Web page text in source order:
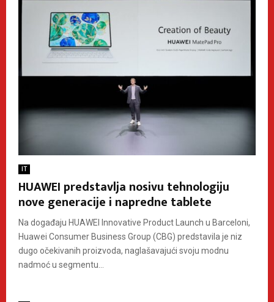
IT
HUAWEI predstavlja nosivu tehnologiju
nove generacije i napredne tablete
Na događaju HUAWEI Innovative Product Launch u Barceloni,
Huawei Consumer Business Group (CBG) predstavila je niz
dugo očekivanih proizvoda, naglašavajući svoju modnu
nadmoć u segmentu...